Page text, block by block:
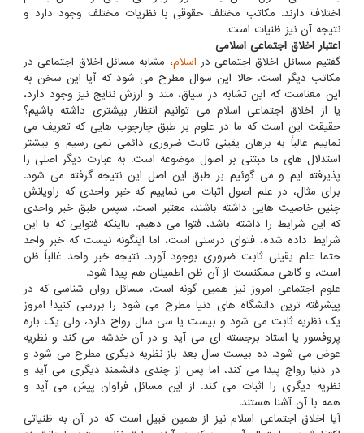
اختلاف دارند. مکاتب مختلف حقوقی با نظریات مختلف وجود دارد و
نتیجه آن نیز ظنیات است.
اعتبار اخلاق اجتماعی اسلامی
گفتیم مسائل اخلاق اجتماعی در اسلام، مشابه مسائل اخلاق اجتماعی در
مکاتب دیگر است. حالا این سوال مطرح می شود که آیا این سخن به
این معناست که این تشابه در سیاق، متد و ارزش نتایج نیز وجود دارد،
یا از اخلاق اجتماعی اسلام می توانیم انتظار بیشتری داشته باشیم؟
حقیقت این است که ما در علوم بر طبق چارچوب هایی که تعریف می
نماییم غالباً به برهان یقینی ثابت ضروری دائمی نمی رسیم و بیشتر
استدلال های ما مبتنی بر اصول موضوعه است. به عبارت دیگر اصلی را
پذیرفته ایم و می گوئیم بر طبق این اصل این نتیجه گرفته می شود.
برای مثال، در علم اصول اثبات می نماییم که خبر واحدی که راویانش
چنین خاصیت هایی داشته باشند، معتبر است. سپس طبق خبر واحدی
که این شرایط را داشته باشد، فتوا می دهیم. بااینکه فتوایی که با این
شرایط داده شده، فتوای درستی است، اما اینگونه نیست که خبر واحد
حتما علم یقینی ثابت ضروری بوجود آورد. نتیجه خبر واحد غالباً ظن
است، و گاهی ممکنست از آن ظن اطمینان هم پیدا شود.
علوم اجتماعی امروز نیز همین گونه است. مسائل روان شناسی که در
پیشرفته ترین دانشگاه های دنیا مطرح می شود را بررسی کنید! امروز
یک نظریه ثابت می شود و بیست یا سی سال رواج دارد، ولی یک باره
پروفسور یا استاد برجسته ای می آید و در آن خدشه می کند و نظریه
عوض می شود. ده بیست سال بعد باز نظریه دیگری مطرح می شود و
در دنیا رواج پیدا می کند، اما پس از چندی دانشمند دیگری می آید و
نظریه دیگری را اثبات می کند. از این مسائل فراوان پیش می آید و
همه با آن آشنا هستند.
آیا اخلاق اجتماعی اسلام نیز از همین قبیل است که در آن به ظنیاتی